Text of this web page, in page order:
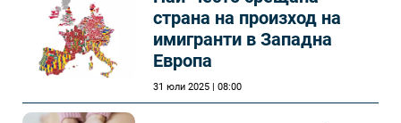
страна на произход на
имигранти в Западна
Европа
31 юли 2025 | 08:00